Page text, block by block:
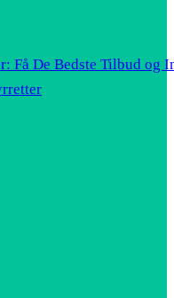
Få De Bedste Tilbud og